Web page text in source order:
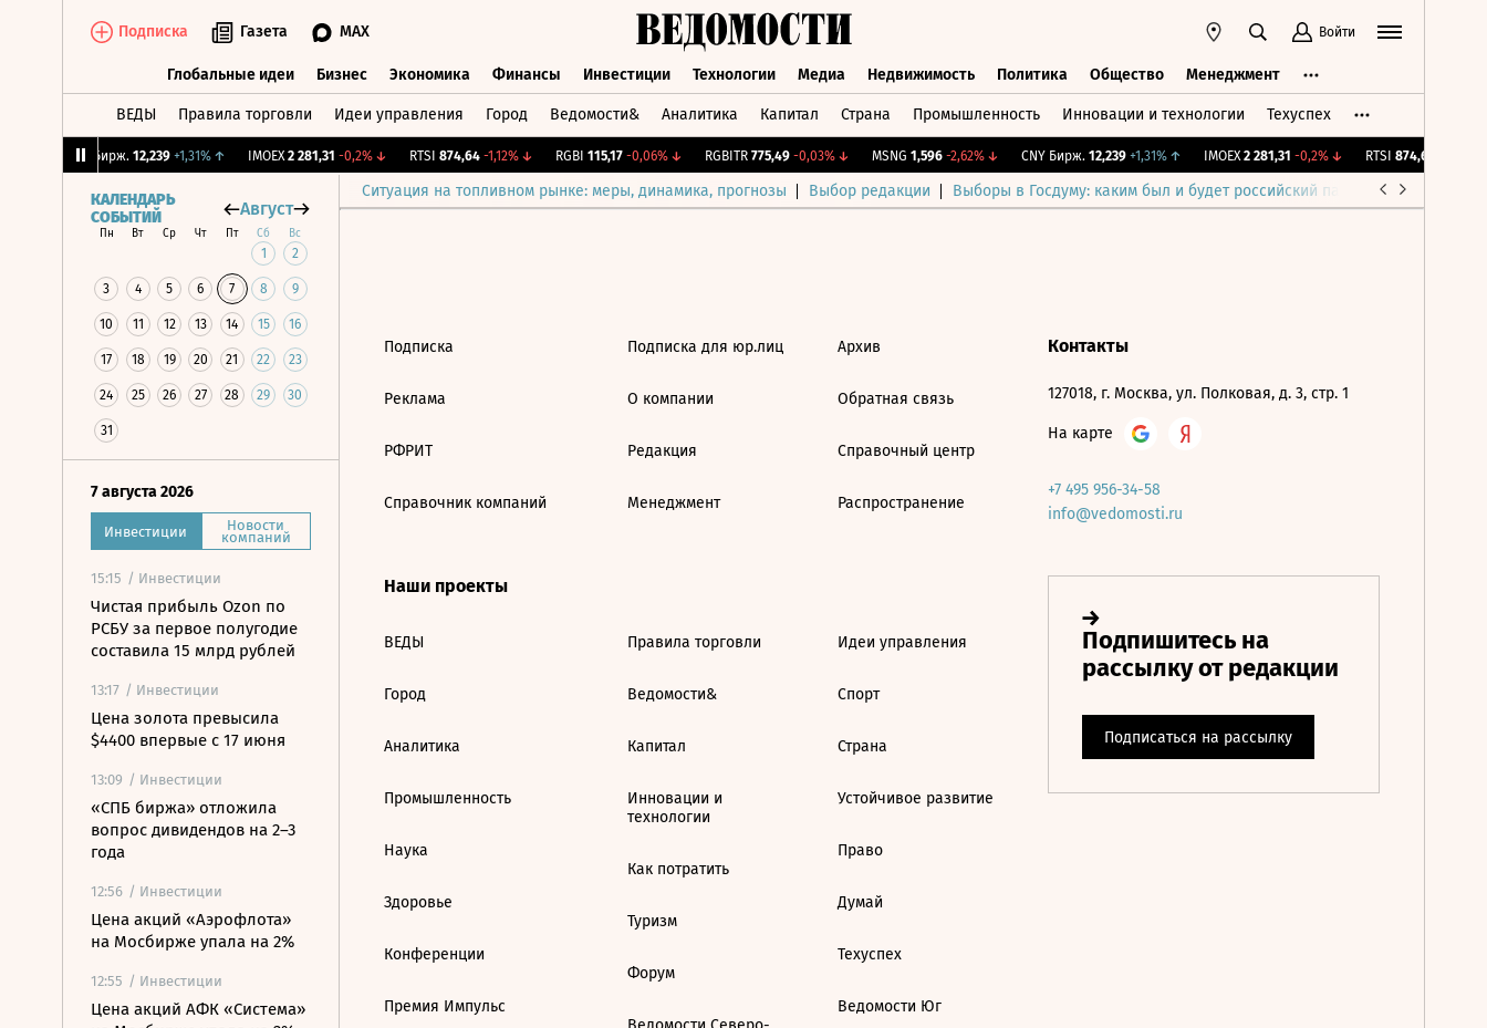
Подписка Газета MAX Войти
Глобальные идеи Бизнес Экономика Финансы Инвестиции Технологии Медиа Недвижимость Политика Общество Менеджмент
ВЕДЫ Правила торговли Идеи управления Город Ведомости& Аналитика Капитал Страна Промышленность Инновации и технологии Техуспех
CNY Бирж. 12,239 +1,31%↑ IMOEX 2 281,31 -0,2%↓ RTSI 874,64 -1,12%↓ RGBI 115,17 -0,06%↓ RGBITR 775,49 -0,03%↓ MSNG 1,596 -2,62%↓ CNY Бирж. 12,239 +1,31%↑ IMOEX 2 281,31 -0,2%↓ RTSI 874,64
Ситуация на топливном рынке: меры, динамика, прогнозы Выбор редакции Выборы в Госдуму: каким был и будет российский парламент
КАЛЕНДАРЬ
СОБЫТИЙ
Август
Пн Вт Ср Чт Пт Сб Вс
1 2
3 4 5 6 7 8 9
10 11 12 13 14 15 16
17 18 19 20 21 22 23
24 25 26 27 28 29 30
31
7 августа 2026
Инвестиции Новости
компаний
15:15 / Инвестиции
Чистая прибыль Ozon по
РСБУ за первое полугодие
составила 15 млрд рублей
13:17 / Инвестиции
Цена золота превысила
$4400 впервые с 17 июня
13:09 / Инвестиции
«СПБ биржа» отложила
вопрос дивидендов на 2–3
года
12:56 / Инвестиции
Цена акций «Аэрофлота»
на Мосбирже упала на 2%
12:55 / Инвестиции
Цена акций АФК «Система»
Подписка
Реклама
РФРИТ
Справочник компаний
Подписка для юр.лиц
О компании
Редакция
Менеджмент
Архив
Обратная связь
Справочный центр
Распространение
Наши проекты
ВЕДЫ
Город
Аналитика
Промышленность
Наука
Здоровье
Конференции
Премия Импульс
Правила торговли
Ведомости&
Капитал
Инновации и
технологии
Как потратить
Туризм
Форум
Идеи управления
Спорт
Страна
Устойчивое развитие
Право
Думай
Техуспех
Ведомости Юг
Контакты
127018, г. Москва, ул. Полковая, д. 3, стр. 1
На карте
+7 495 956-34-58
info@vedomosti.ru